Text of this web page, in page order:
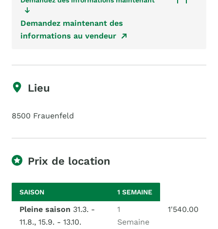
Demandez maintenant des
informations au vendeur
Lieu
8500 Frauenfeld
Prix de location
SAISON 1 SEMAINE
Pleine saison 31.3. -
11.8., 15.9. - 13.10.
1
Semaine
1'540.00